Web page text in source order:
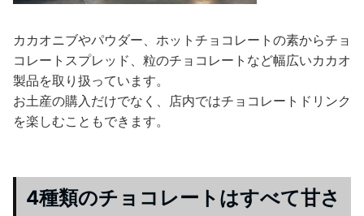
カカオニブやパウダー、ホットチョコレートの素からチョ
コレートスプレッド、粒のチョコレートなど幅広いカカオ
製品を取り扱っています。
お土産の購入だけでなく、店内ではチョコレートドリンク
を楽しむこともできます。
4種類のチョコレートはすべて甘さ